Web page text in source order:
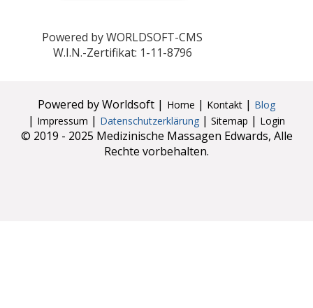
Powered by WORLDSOFT-CMS
W.I.N.-Zertifikat: 1-11-8796
Powered by Worldsoft | Home | Kontakt | Blog
| Impressum | Datenschutzerklärung | Sitemap | Login
© 2019 - 2025 Medizinische Massagen Edwards, Alle
Rechte vorbehalten.